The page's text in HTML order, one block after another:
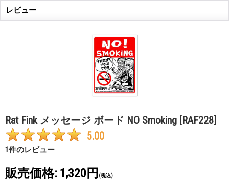
レビュー
Rat Fink メッセージ ボード NO Smoking [RAF228]
5.00
1件のレビュー
販売価格: 1,320円 (税込)